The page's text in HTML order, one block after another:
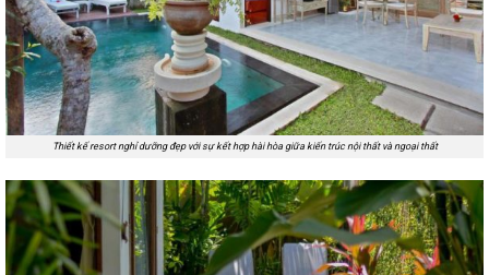
Thiết kế resort nghỉ dưỡng đẹp với sự kết hợp hài hòa giữa kiến trúc nội thất và ngoại thất